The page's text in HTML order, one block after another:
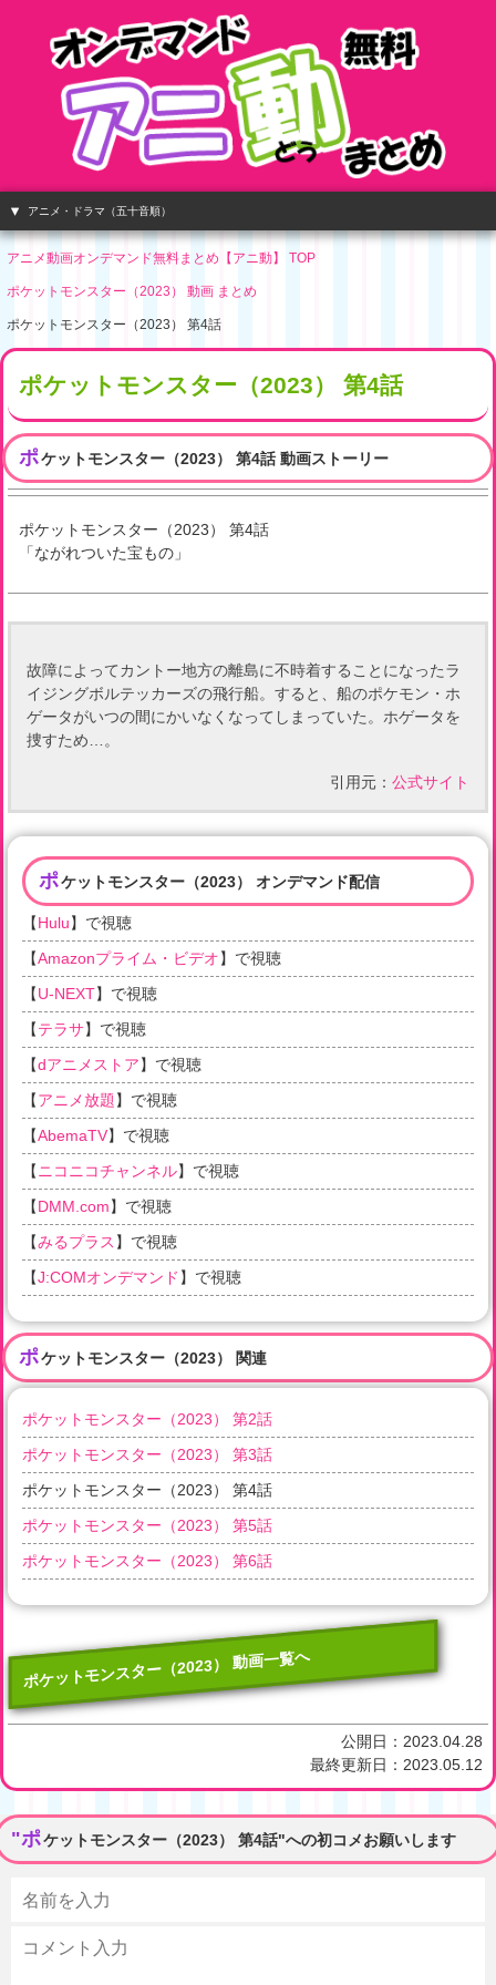
アニメ・ドラマ（五十音順）
アニメ動画オンデマンド無料まとめ【アニ動】 TOP
ポケットモンスター（2023） 動画 まとめ
ポケットモンスター（2023） 第4話
ポケットモンスター（2023） 第4話
ポケットモンスター（2023） 第4話 動画ストーリー
ポケットモンスター（2023） 第4話
「ながれついた宝もの 」
故障によってカントー地方の離島に不時着することになったラ
イジングボルテッカーズの飛行船。すると、船のポケモン・ホ
ゲータがいつの間にかいなくなってしまっていた。ホゲータを
捜すため…。
引用元： 公式サイト
ポケットモンスター（2023） オンデマンド配信
【Hulu】で視聴
【Amazonプライム・ビデオ】で視聴
【U-NEXT】で視聴
【テラサ】で視聴
【dアニメストア】で視聴
【アニメ放題】で視聴
【AbemaTV】で視聴
【ニコニコチャンネル】で視聴
【DMM.com】で視聴
【みるプラス 】で視聴
【J:COMオンデマンド 】で視聴
ポケットモンスター（2023） 関連
ポケットモンスター（2023） 第2話
ポケットモンスター（2023） 第3話
ポケットモンスター（2023） 第4話
ポケットモンスター（2023） 第5話
ポケットモンスター（2023） 第6話
ポケットモンスター（2023） 動画一覧へ
公開日： 2023.04.28
最終更新日： 2023.05.12
"ポケットモンスター（2023） 第4話"への初コメお願いします